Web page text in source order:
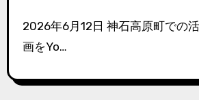
2026年6月12日 神石高原町での活動のショート動
画をYo…